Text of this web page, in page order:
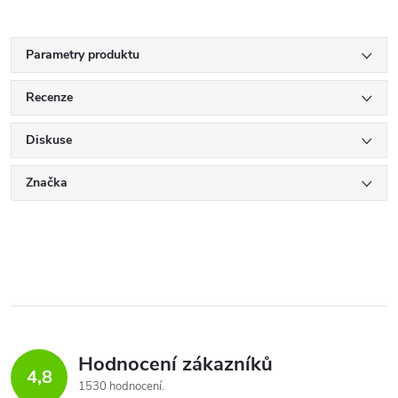
Parametry produktu
Recenze
Diskuse
Značka
4,8 Hodnocení zákazníků
1530 hodnocení